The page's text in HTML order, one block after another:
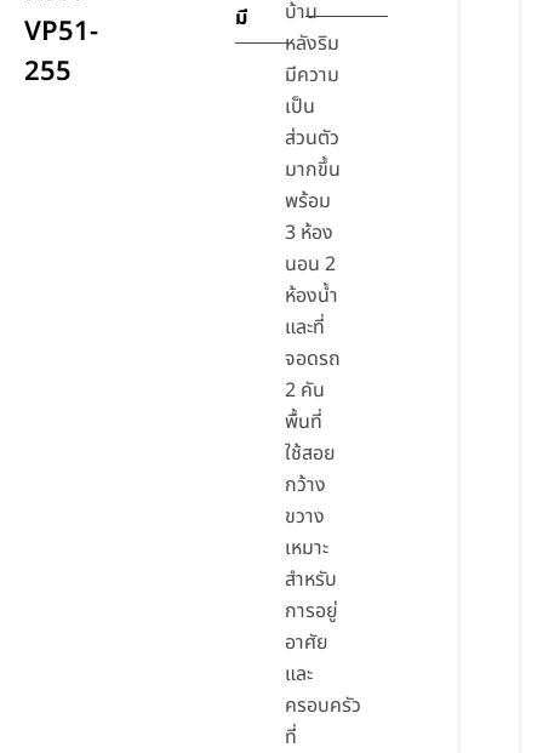
VP51-
255
มี
บ้าน
หลังริม
มีความ
เป็น
ส่วนตัว
มากขึ้น
พร้อม
3 ห้อง
นอน 2
ห้องน้ำ
และที่
จอดรถ
2 คัน
พื้นที่
ใช้สอย
กว้าง
ขวาง
เหมาะ
สำหรับ
การอยู่
อาศัย
และ
ครอบครัว
ที่